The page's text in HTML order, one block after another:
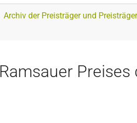
Archiv der Preisträger und
Preises